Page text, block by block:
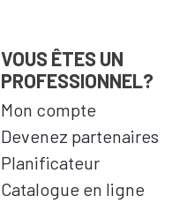
VOUS ÊTES UN
PROFESSIONNEL?
Mon compte
Devenez partenaires
Planificateur
Catalogue en ligne